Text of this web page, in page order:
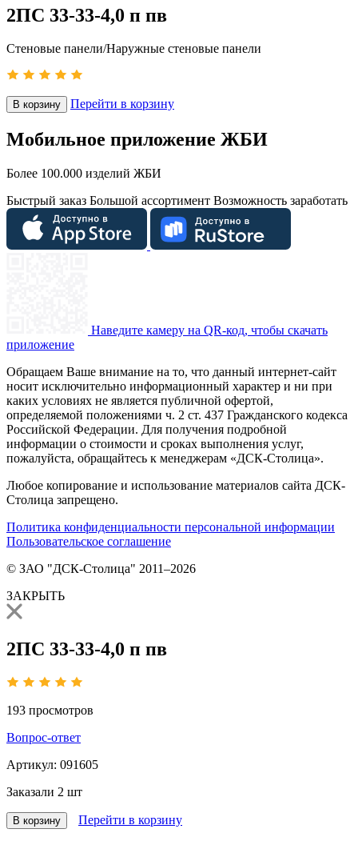
2ПС 33-33-4,0 п пв
Стеновые панели/Наружные стеновые панели
В корзину Перейти в корзину
Мобильное приложение ЖБИ
Более 100.000 изделий ЖБИ
Быстрый заказ Большой ассортимент Возможность заработать
Наведите камеру на QR-код, чтобы скачать
приложение
Обращаем Ваше внимание на то, что данный интернет-сайт
носит исключительно информационный характер и ни при
каких условиях не является публичной офертой,
определяемой положениями ч. 2 ст. 437 Гражданского кодекса
Российской Федерации. Для получения подробной
информации о стоимости и сроках выполнения услуг,
пожалуйста, обращайтесь к менеджерам «ДСК-Столица».
Любое копирование и использование материалов сайта ДСК-
Столица запрещено.
Политика конфиденциальности персональной информации
Пользовательское соглашение
© ЗАО "ДСК-Столица" 2011–2026
ЗАКРЫТЬ
2ПС 33-33-4,0 п пв
193 просмотров
Вопрос-ответ
Артикул: 091605
Заказали 2 шт
В корзину Перейти в корзину